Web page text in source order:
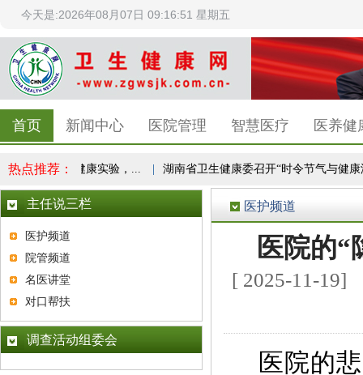
今天是:2026年08月07日 09:16:51 星期五
首页 新闻中心 医院管理 智慧医疗 医养健
热点推荐：
心：1亿人健康实验，... 湖南省卫生健康委召开“时令节气与健康
医护频道
医院的“
[ 2025-11-
医院的
主任说三栏
医护频道
院管频道
名医讲堂
对口帮扶
调查活动组委会